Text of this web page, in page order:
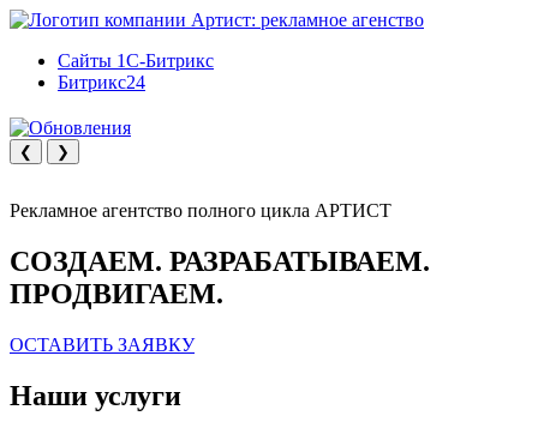
Сайты 1С-Битрикс
Битрикс24
❮ ❯
Рекламное агентство полного цикла АРТИСТ
СОЗДАЕМ. РАЗРАБАТЫВАЕМ.
ПРОДВИГАЕМ.
ОСТАВИТЬ ЗАЯВКУ
Наши услуги